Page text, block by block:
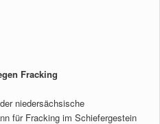
Fracking
niedersächsische
für Fracking im Schiefergestein